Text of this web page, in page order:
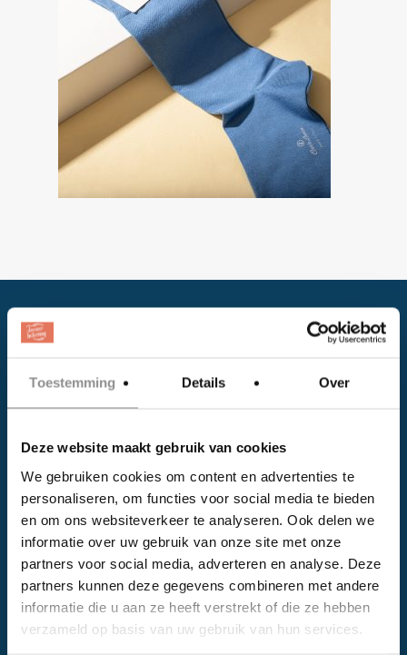
Toestemming Details Over
Deze website maakt gebruik van cookies
We gebruiken cookies om content en advertenties te
personaliseren, om functies voor social media te bieden
en om ons websiteverkeer te analyseren. Ook delen we
informatie over uw gebruik van onze site met onze
partners voor social media, adverteren en analyse. Deze
partners kunnen deze gegevens combineren met andere
informatie die u aan ze heeft verstrekt of die ze hebben
verzameld op basis van uw gebruik van hun services.
Facebook
Instagram
EVENTS
Kalender
Bedrijven
Impressie